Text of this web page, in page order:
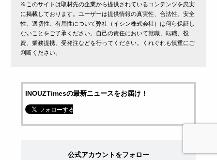
※このサイトは取材先の企業から提供されているコンテンツを忠実
に掲載しております。ユーザーは提供情報の真実性、合法性、安全
性、適切性、有用性について弊社（イシン株式会社）は何ら保証し
ないことをご了承ください。自己の責任において就職、転職、投
資、業務提携、受発注などを行ってください。くれぐれも慎重にご
判断ください。
INOUZTimesの最新ニュースをお届け！
公式アカウントをフォロー